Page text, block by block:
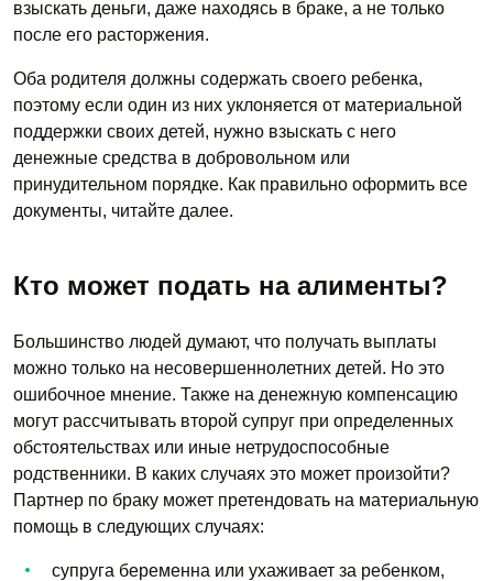
взыскать деньги, даже находясь в браке, а не только
после его расторжения.
Оба родителя должны содержать своего ребенка,
поэтому если один из них уклоняется от материальной
поддержки своих детей, нужно взыскать с него
денежные средства в добровольном или
принудительном порядке. Как правильно оформить все
документы, читайте далее.
Кто может подать на алименты?
Большинство людей думают, что получать выплаты
можно только на несовершеннолетних детей. Но это
ошибочное мнение. Также на денежную компенсацию
могут рассчитывать второй супруг при определенных
обстоятельствах или иные нетрудоспособные
родственники. В каких случаях это может произойти?
Партнер по браку может претендовать на материальную
помощь в следующих случаях:
супруга беременна или ухаживает за ребенком,